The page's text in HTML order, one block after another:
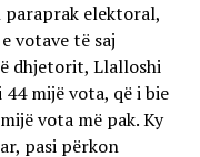
paraprak elektoral,
votave të saj
dhjetorit, Llalloshi
mijë vota, që i bie
vota më pak. Ky
pasi përkon